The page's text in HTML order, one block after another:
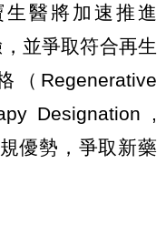
醫將加速推進
並爭取符合再生
Regenerative
Designation ,
優勢，爭取新藥